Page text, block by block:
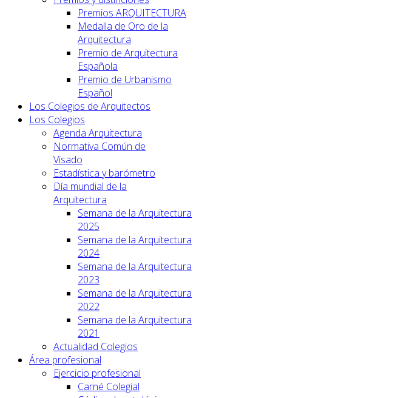
Premios ARQUITECTURA
Medalla de Oro de la
Arquitectura
Premio de Arquitectura
Española
Premio de Urbanismo
Español
Los Colegios de Arquitectos
Los Colegios
Agenda Arquitectura
Normativa Común de
Visado
Estadística y barómetro
Día mundial de la
Arquitectura
Semana de la Arquitectura
2025
Semana de la Arquitectura
2024
Semana de la Arquitectura
2023
Semana de la Arquitectura
2022
Semana de la Arquitectura
2021
Actualidad Colegios
Área profesional
Ejercicio profesional
Carné Colegial